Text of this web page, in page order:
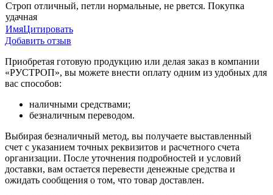
Строп отличный, петли нормальные, не рвется. Покупка
удачная
ИмяЦитировать
Добавить отзыв
Приобретая готовую продукцию или делая заказ в компании
«РУСТРОП», вы можете внести оплату одним из удобных для
вас способов:
наличными средствами;
безналичным переводом.
Выбирая безналичный метод, вы получаете выставленный
счет с указанием точных реквизитов и расчетного счета
организации. После уточнения подробностей и условий
доставки, вам остается перевести денежные средства и
ожидать сообщения о том, что товар доставлен.